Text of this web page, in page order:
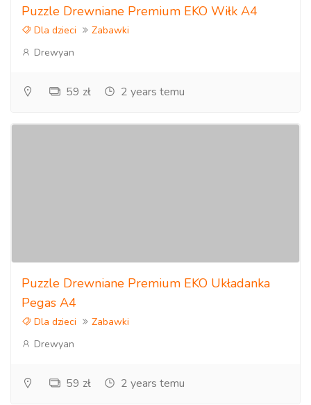
Puzzle Drewniane Premium EKO Wiłk A4
Dla dzieci
Zabawki
Drewyan
59 zł 2 years temu
Puzzle Drewniane Premium EKO Układanka
Pegas A4
Dla dzieci
Zabawki
Drewyan
59 zł 2 years temu